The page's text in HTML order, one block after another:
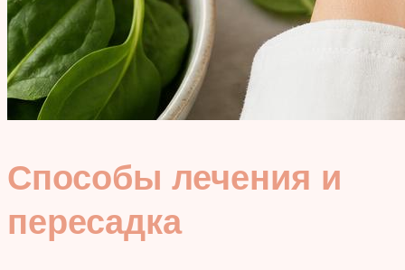
Способы лечения и
пересадка